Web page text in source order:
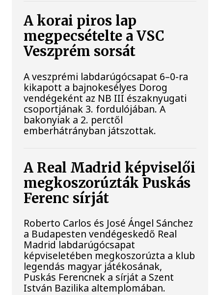
A korai piros lap
megpecsételte a VSC
Veszprém sorsát
A veszprémi labdarúgócsapat 6–0-ra
kikapott a bajnokesélyes Dorog
vendégeként az NB III északnyugati
csoportjának 3. fordulójában. A
bakonyiak a 2. perctől
emberhátrányban játszottak.
A Real Madrid képviselői
megkoszorúzták Puskás
Ferenc sírját
Roberto Carlos és José Ángel Sánchez
a Budapesten vendégeskedő Real
Madrid labdarúgócsapat
képviseletében megkoszorúzta a klub
legendás magyar játékosának,
Puskás Ferencnek a sírját a Szent
István Bazilika altemplomában.